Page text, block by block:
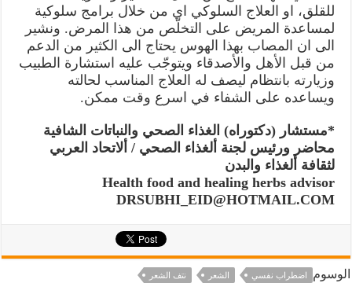
للقلق، او العلاج السلوكي اي من خلال برامج سلوكية
لمساعدة المريض على التخلّص من هذا المرض. ونشير
الى ان المصاب بهذا الهوس يحتاج الى الكثير من الدعم
من قبل الأهل والأصدقاء ويتوجّب عليه استشارة الطبيب
وزيارته بانتظام ليصف له العلاج المناسب لحالته
ويساعده على الشفاء في اسرع وقت ممكن.
*مستشار (دكتوراه) الغذاء الصحي والنباتات الشافية
محاضر ورئيس لجنة ألغذاء الصحي / ألاتحاد العربي
لثقافة ألغذاء والبدن
Health food and healing herbs advisor
DRSUBHI_EID@HOTMAIL.COM
الوسوم اضطراب نفسي الشعر نتف الشعر